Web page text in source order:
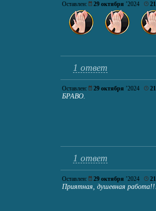
Оставлен: 29 октября ’2024
1 ответ
Оставлен: 29 октября ’2024
БРАВО.
1 ответ
Оставлен: 29 октября ’2024
Приятная, душевная